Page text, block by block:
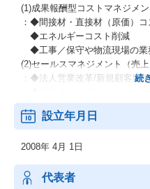
(1)成果報酬型コストマネジメン
：◆間接材・直接材（原価）
◆エネルギーコスト削減
◆工事／保守や物流現場の業
(2)セールスマネジメント（売上
：◆法人営業改革/新規顧客開拓
(3)ハンズオン企業支援
：◆経営計画策定/実行/役員派遣
(4)公的機関（地方自治体他）
：◆PFS・SIBコンサルティン
(5) Pro-Sign CRE
設立年月日
2008年 4月 1日
代表者